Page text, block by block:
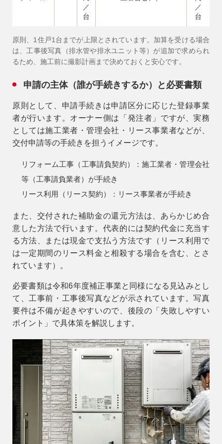
／
台
／
台
原則、1住戸1台までが上限とされています。加算を受ける場合
は、工事後写真（排水管や排水ユニット等）が追加で求められ
るため、施工前に撮影計画まで決めておくと安心です。
申請の主体（誰が手続きするか）と必要書類
原則として、申請手続きは申請区分に応じた登録事業
者が行います。オーナー側は「発注者」ですが、実務
としては施工業者・管理会社・リース事業者などが、
交付申請等の手続きを担うイメージです。
リフォーム工事（工事請負契約）：施工業者・管理会社
等（工事請負業者）が手続き
リース利用（リース契約）：リース事業者が手続き
また、交付された補助金の還元方法は、あらかじめ合
意した方法で行います。代表的には契約代金に充当す
る方法、または現金で支払う 方法です（リース利用で
は一定期間のリース料金と相殺する場合を含む、とさ
れています）。
必要書類は令和6年度補正事業と同様になる見込みとし
て、工事前・工事後写真などが示されています。写真
要件は不備が起きやすいので、後段の「失敗しやすい
ポイント」で具体策を解説します。